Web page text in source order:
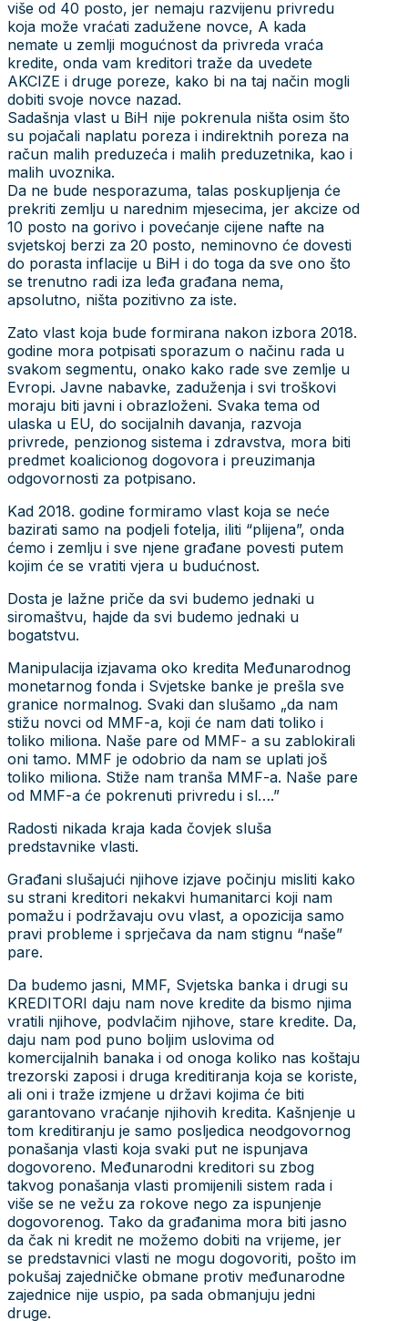
više od 40 posto, jer nemaju razvijenu privredu
koja može vraćati zadužene novce, A kada
nemate u zemlji mogućnost da privreda vraća
kredite, onda vam kreditori traže da uvedete
AKCIZE i druge poreze, kako bi na taj način mogli
dobiti svoje novce nazad.
Sadašnja vlast u BiH nije pokrenula ništa osim što
su pojačali naplatu poreza i indirektnih poreza na
račun malih preduzeća i malih preduzetnika, kao i
malih uvoznika.
Da ne bude nesporazuma, talas poskupljenja će
prekriti zemlju u narednim mjesecima, jer akcize od
10 posto na gorivo i povećanje cijene nafte na
svjetskoj berzi za 20 posto, neminovno će dovesti
do porasta inflacije u BiH i do toga da sve ono što
se trenutno radi iza leđa građana nema,
apsolutno, ništa pozitivno za iste.
Zato vlast koja bude formirana nakon izbora 2018.
godine mora potpisati sporazum o načinu rada u
svakom segmentu, onako kako rade sve zemlje u
Evropi. Javne nabavke, zaduženja i svi troškovi
moraju biti javni i obrazloženi. Svaka tema od
ulaska u EU, do socijalnih davanja, razvoja
privrede, penzionog sistema i zdravstva, mora biti
predmet koalicionog dogovora i preuzimanja
odgovornosti za potpisano.
Kad 2018. godine formiramo vlast koja se neće
bazirati samo na podjeli fotelja, iliti “plijena”, onda
ćemo i zemlju i sve njene građane povesti putem
kojim će se vratiti vjera u budućnost.
Dosta je lažne priče da svi budemo jednaki u
siromaštvu, hajde da svi budemo jednaki u
bogatstvu.
Manipulacija izjavama oko kredita Međunarodnog
monetarnog fonda i Svjetske banke je prešla sve
granice normalnog. Svaki dan slušamo „da nam
stižu novci od MMF-a, koji će nam dati toliko i
toliko miliona. Naše pare od MMF- a su zablokirali
oni tamo. MMF je odobrio da nam se uplati još
toliko miliona. Stiže nam tranša MMF-a. Naše pare
od MMF-a će pokrenuti privredu i sl….”
Radosti nikada kraja kada čovjek sluša
predstavnike vlasti.
Građani slušajući njihove izjave počinju misliti kako
su strani kreditori nekakvi humanitarci koji nam
pomažu i podržavaju ovu vlast, a opozicija samo
pravi probleme i sprječava da nam stignu “naše”
pare.
Da budemo jasni, MMF, Svjetska banka i drugi su
KREDITORI daju nam nove kredite da bismo njima
vratili njihove, podvlačim njihove, stare kredite. Da,
daju nam pod puno boljim uslovima od
komercijalnih banaka i od onoga koliko nas koštaju
trezorski zaposi i druga kreditiranja koja se koriste,
ali oni i traže izmjene u državi kojima će biti
garantovano vraćanje njihovih kredita. Kašnjenje u
tom kreditiranju je samo posljedica neodgovornog
ponašanja vlasti koja svaki put ne ispunjava
dogovoreno. Međunarodni kreditori su zbog
takvog ponašanja vlasti promijenili sistem rada i
više se ne vežu za rokove nego za ispunjenje
dogovorenog. Tako da građanima mora biti jasno
da čak ni kredit ne možemo dobiti na vrijeme, jer
se predstavnici vlasti ne mogu dogovoriti, pošto im
pokušaj zajedničke obmane protiv međunarodne
zajednice nije uspio, pa sada obmanjuju jedni
druge.